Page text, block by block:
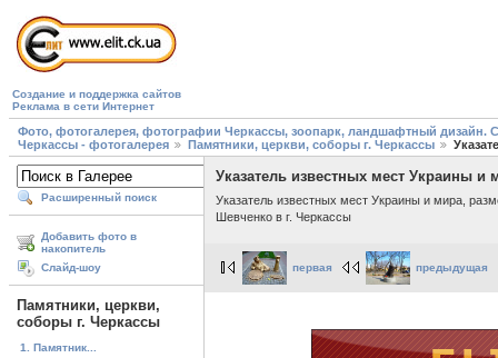
Создание и поддержка сайтов
Реклама в сети Интернет
Фото, фотогалерея, фотографии Черкассы, зоопарк, ландшафтный дизайн.
Черкассы - фотогалерея
Памятники, церкви, соборы г. Черкассы
Расширенный поиск
Добавить фото в
накопитель
Слайд-шоу
Памятники, церкви,
соборы г. Черкассы
1. Памятник...
Указатель известных мест Украины и
Указатель известных мест Украины и мира,
Шевченко в г. Черкассы
первая предыдущая